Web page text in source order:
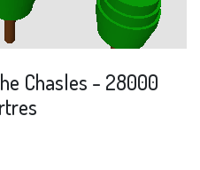
Chasles - 28000